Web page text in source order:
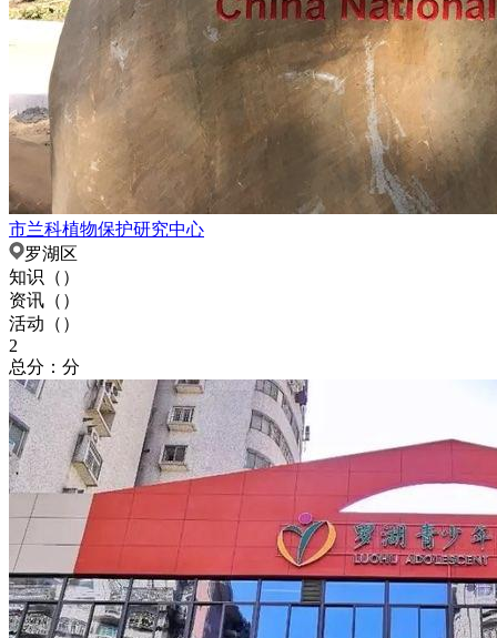
市兰科植物保护研究中心
罗湖区
知识（ ）
资讯（ ）
活动（ ）
2
总分：分